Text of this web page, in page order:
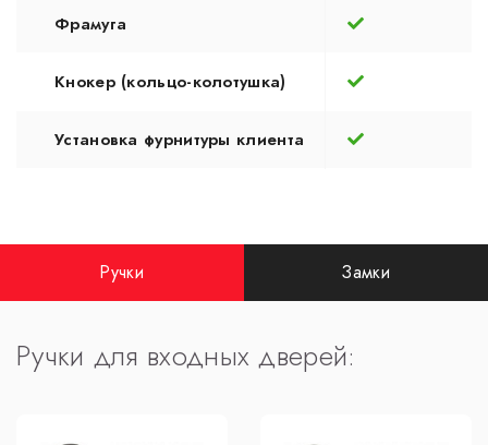
Фрамуга
Кнокер (кольцо-колотушка)
Установка фурнитуры клиента
Ручки Замки
Ручки для входных дверей: